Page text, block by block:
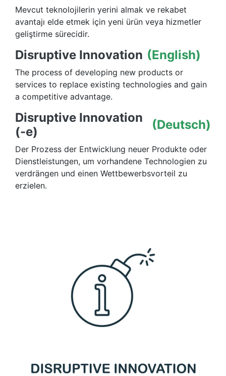
Mevcut teknolojilerin yerini almak ve rekabet
avantajı elde etmek için yeni ürün veya hizmetler
geliştirme sürecidir.
Disruptive Innovation (English)
The process of developing new products or
services to replace existing technologies and gain
a competitive advantage.
Disruptive Innovation
(-e)
(Deutsch)
Der Prozess der Entwicklung neuer Produkte oder
Dienstleistungen, um vorhandene Technologien zu
verdrängen und einen Wettbewerbsvorteil zu
erzielen.